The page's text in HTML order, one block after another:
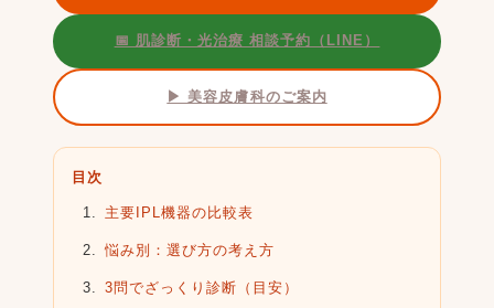
📅 肌診断・光治療 相談予約（LINE）
▶ 美容皮膚科のご案内
目次
主要IPL機器の比較表
悩み別：選び方の考え方
3問でざっくり診断（目安）